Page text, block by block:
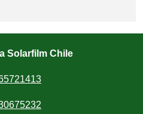
Solarfilm Chile